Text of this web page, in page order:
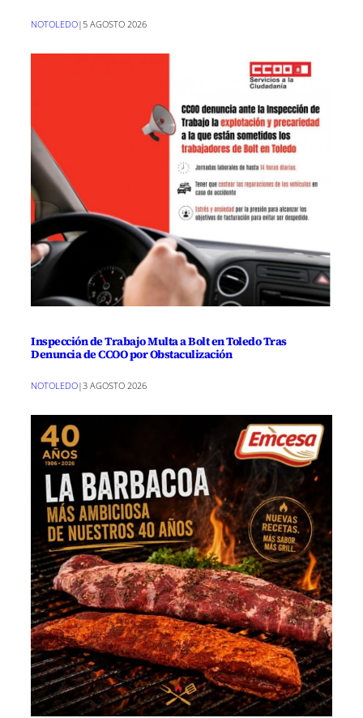
NOTOLEDO| 5 AGOSTO 2026
Inspección de Trabajo Multa a Bolt en Toledo Tras
Denuncia de CCOO por Obstaculización
NOTOLEDO|3 AGOSTO 2026